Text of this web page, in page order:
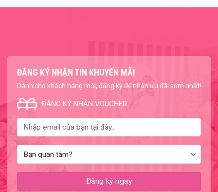
ĐĂNG KÝ NHẬN TIN KHUYẾN MÃI
Dành cho khách hàng mới, đăng ký để nhận ưu đãi sớm nhất!
ĐĂNG KÝ NHẬN VOUCHER